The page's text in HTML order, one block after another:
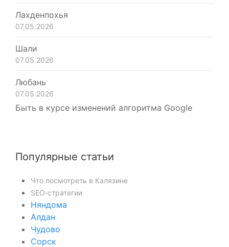
Лахденпохья
07.05.2026
Шали
07.05.2026
Любань
07.05.2026
Быть в курсе изменений алгоритма Google
Популярные статьи
Что посмотреть в Калязине
SEO‑стратегии
Няндома
Алдан
Чудово
Сорск